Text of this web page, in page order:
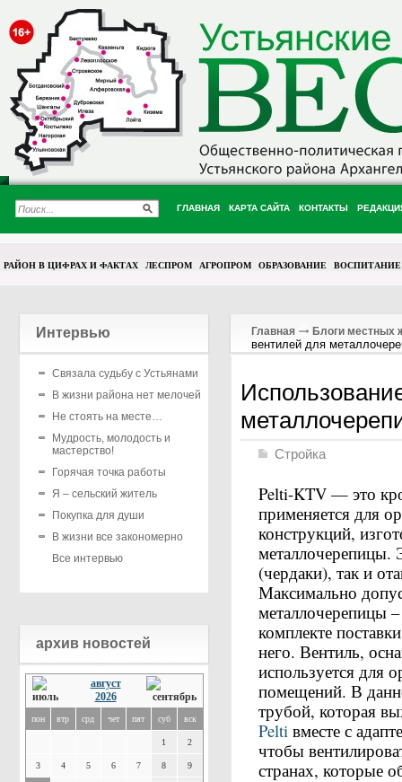
ГЛАВНАЯ КАРТА САЙТА КОНТАКТЫ
РАЙОН В ЦИФРАХ И ФАКТАХ ЛЕСПРОМ АГРОПРОМ ОБРАЗОВАНИЕ ВОСПИТАНИЕ
Интервью
Связала судьбу с Устьянами
В жизни района нет мелочей
Не стоять на месте…
Мудрость, молодость и
мастерство!
Горячая точка работы
Я – сельский житель
Покупка для души
В жизни все закономерно
Все интервью
архив новостей
август
2026
пон втр срд чет пят суб вск
1 2
3 4 5 6 7 8 9
Главная Блоги местных
вентилей для
Стройка
Pelti-KTV — это
применяется для
конструкций,
металлочерепицы.
(чердаки), так и
Максимально
металлочерепицы
комплекте
него. Вентиль,
используется для
помещений. В
трубой, которая
Peltiвместе с
чтобы
странах, которые